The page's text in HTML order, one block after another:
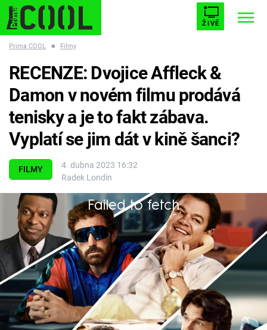
ŽIVĚ
ESCAPE PLNEJ KOTEL AVENGERS 5
Témata
Filmy
Seriály
Hry
Cool Esport
Pořady
Prima COOL ■ Filmy
FILMY
4. dubna 2023 16:32
Radek Londin
RECENZE: Dvojice Affleck &
Damon v novém filmu prodává
tenisky a je to fakt zábava.
Vyplatí se jim dát v kině šanci?
Failed to fetch
Vyprávět příběh o vzniku slavných tenisek nezní
jako recept pro strhující film. Jak to tedy nakonec
dopadlo?